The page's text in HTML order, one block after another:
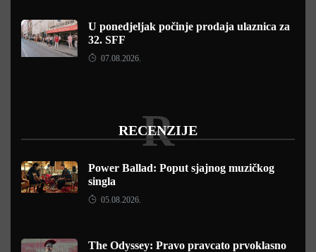
U ponedjeljak počinje prodaja ulaznica za
32. SFF
07.08.2026.
RECENZIJE
R
Power Ballad: Poput sjajnog muzičkog
singla
05.08.2026.
The Odyssey: Pravo pravcato prvoklasno